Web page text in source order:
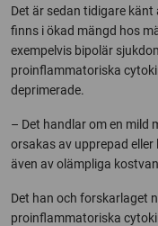
Det är sedan tidigare
finns i ökad mängd hos
exempelvis bipolär
proinflammatoriska
deprimerade.
– Det handlar om en mild
orsakas av upprepad
även av olämpliga
Det han och forskarlaget
proinflammatoriska